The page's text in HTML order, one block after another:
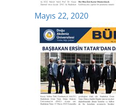
Mayıs 22, 2020